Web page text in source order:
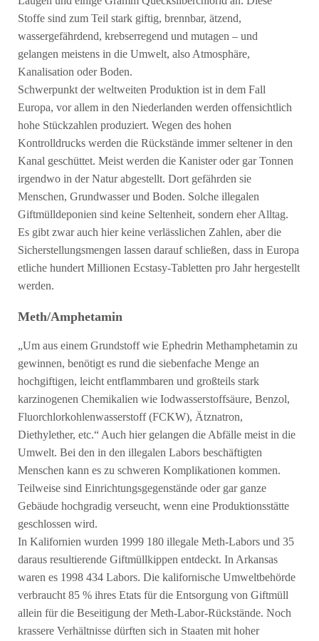
Stoffe sind zum Teil stark giftig, brennbar, ätzend,
wassergefährdend, krebserregend und mutagen – und
gelangen meistens in die Umwelt, also Atmosphäre,
Kanalisation oder Boden.
Schwerpunkt der weltweiten Produktion ist in dem Fall
Europa, vor allem in den Niederlanden werden offensichtlich
hohe Stückzahlen produziert. Wegen des hohen
Kontrolldrucks werden die Rückstände immer seltener in den
Kanal geschüttet. Meist werden die Kanister oder gar Tonnen
irgendwo in der Natur abgestellt. Dort gefährden sie
Menschen, Grundwasser und Boden. Solche illegalen
Giftmülldeponien sind keine Seltenheit, sondern eher Alltag.
Es gibt zwar auch hier keine verlässlichen Zahlen, aber die
Sicherstellungsmengen lassen darauf schließen, dass in Europa
etliche hundert Millionen Ecstasy-Tabletten pro Jahr hergestellt
werden.
Meth/Amphetamin
„Um aus einem Grundstoff wie Ephedrin Methamphetamin zu
gewinnen, benötigt es rund die siebenfache Menge an
hochgiftigen, leicht entflammbaren und großteils stark
karzinogenen Chemikalien wie Iodwasserstoffsäure, Benzol,
Fluorchlorkohlenwasserstoff (FCKW), Ätznatron,
Diethylether, etc.“ Auch hier gelangen die Abfälle meist in die
Umwelt. Bei den in den illegalen Labors beschäftigten
Menschen kann es zu schweren Komplikationen kommen.
Teilweise sind Einrichtungsgegenstände oder gar ganze
Gebäude hochgradig verseucht, wenn eine Produktionsstätte
geschlossen wird.
In Kalifornien wurden 1999 180 illegale Meth-Labors und 35
daraus resultierende Giftmüllkippen entdeckt. In Arkansas
waren es 1998 434 Labors. Die kalifornische Umweltbehörde
verbraucht 85 % ihres Etats für die Entsorgung von Giftmüll
allein für die Beseitigung der Meth-Labor-Rückstände. Noch
krassere Verhältnisse dürften sich in Staaten mit hoher